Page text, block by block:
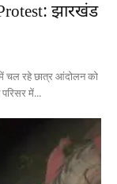
झारखंड
रहे छात्र आंदोलन को
में...